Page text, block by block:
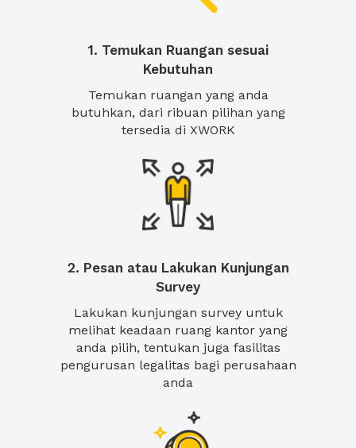
1. Temukan Ruangan sesuai
Kebutuhan
Temukan ruangan yang anda
butuhkan, dari ribuan pilihan yang
tersedia di XWORK
2. Pesan atau Lakukan Kunjungan
Survey
Lakukan kunjungan survey untuk
melihat keadaan ruang kantor yang
anda pilih, tentukan juga fasilitas
pengurusan legalitas bagi perusahaan
anda